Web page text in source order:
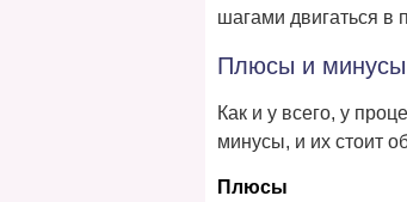
шагами двигаться в
Плюсы и минусы
Как и у всего, у
минусы, и их стоит
Плюсы